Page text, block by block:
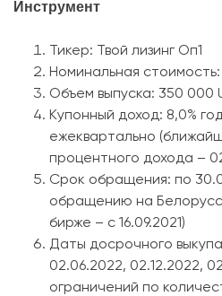
Инструмент
Тикер: Твой лизинг Оп1
Номинальная стоимость:
Объем выпуска: 350 000
Купонный доход: 8,0%
ежеквартально
процентного дохода –
Срок обращения: по
обращению на
бирже – с 16.09.2021)
Даты досрочного
02.06.2022, 02.12.2022,
ограничений по